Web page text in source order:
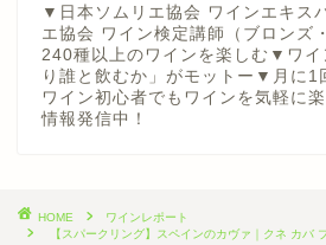
▼日本ソムリエ協会 ワインエキス
エ協会 ワイン検定講師（ブロンズ
240種以上のワインを楽しむ▼ワイ
り誰と飲むか」がモットー▼月に1
ワイン初心者でもワインを気軽に
情報発信中！
HOME
ワインレポート
【スパークリング】スペインのカヴァ｜クネ カバ